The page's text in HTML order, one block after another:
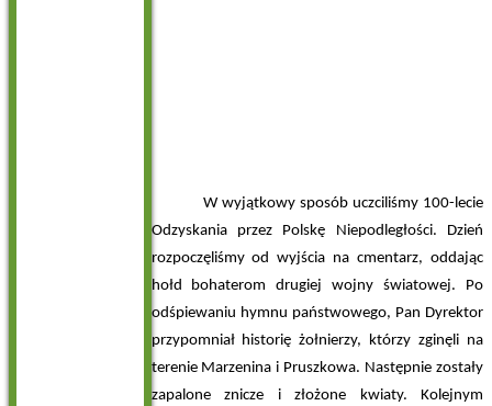
W wyjątkowy sposób uczciliśmy 100-lecie
Odzyskania przez Polskę Niepodległości. Dzień
rozpoczęliśmy od wyjścia na cmentarz, oddając
hołd bohaterom drugiej wojny światowej. Po
odśpiewaniu hymnu państwowego, Pan Dyrektor
przypomniał historię żołnierzy, którzy zginęli na
terenie Marzenina i Pruszkowa. Następnie zostały
zapalone znicze i złożone kwiaty. Kolejnym